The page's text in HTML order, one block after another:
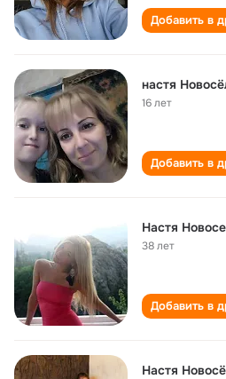
Добавить в
настя
16 лет
Добавить в
Настя
38 лет
Добавить в
Настя